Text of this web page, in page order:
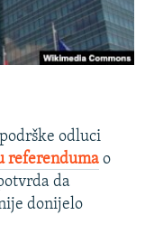
odluci
referenduma o
da
donijelo